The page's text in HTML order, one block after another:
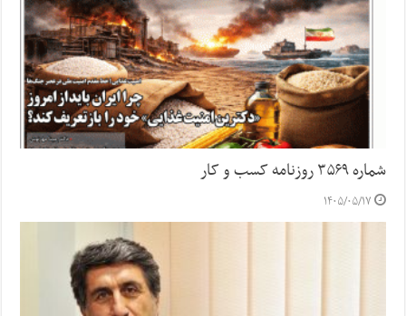
شماره ۳۵۶۹ روزنامه کسب و کار
۱۴۰۵/۰۵/۱۷